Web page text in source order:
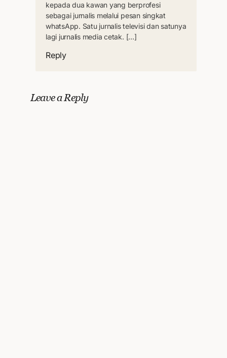
kepada dua kawan yang berprofesi
sebagai jurnalis melalui pesan singkat
whatsApp. Satu jurnalis televisi dan satunya
lagi jurnalis media cetak. […]
Reply
Leave a Reply